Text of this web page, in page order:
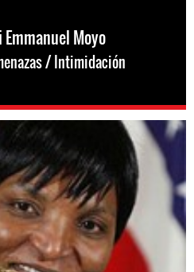
Moyo
/ Intimidación